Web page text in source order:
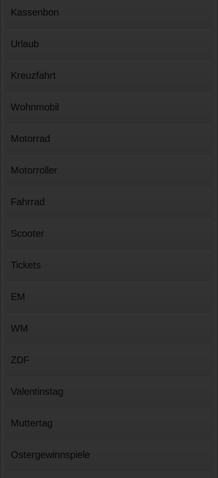
Kassenbon
Urlaub
Kreuzfahrt
Wohnmobil
Motorrad
Motorroller
Fahrrad
Scooter
Tickets
EM
WM
ZDF
Valentinstag
Muttertag
Ostergewinnspiele